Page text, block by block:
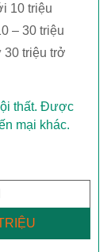
10 triệu
– 30 triệu
30 triệu trở
thất. Được
mại khác.